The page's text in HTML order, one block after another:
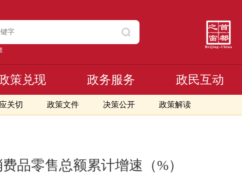
关切 政策文件 决策公开 政策解读
策兑现 政务服务 政民互动
品零售总额累计增速（%）